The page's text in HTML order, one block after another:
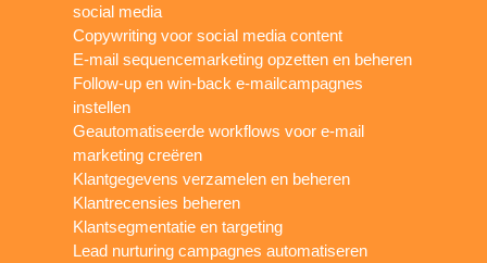
social media
Copywriting voor social media content
E-mail sequencemarketing opzetten en beheren
Follow-up en win-back e-mailcampagnes
instellen
Geautomatiseerde workflows voor e-mail
marketing creëren
Klantgegevens verzamelen en beheren
Klantrecensies beheren
Klantsegmentatie en targeting
Lead nurturing campagnes automatiseren